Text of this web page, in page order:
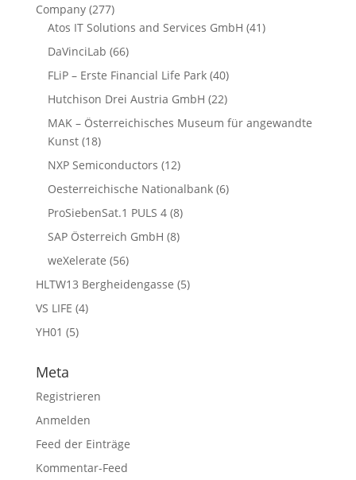
Company(277)
Atos IT Solutions and Services GmbH (41)
DaVinciLab (66)
FLiP – Erste Financial Life Park(40)
Hutchison Drei Austria GmbH (22)
MAK – Österreichisches Museum für angewandte
Kunst(18)
NXP Semiconductors (12)
Oesterreichische Nationalbank(6)
ProSiebenSat.1 PULS 4(8)
SAP Österreich GmbH (8)
weXelerate (56)
HLTW13 Bergheidengasse (5)
VS LIFE (4)
YH01 (5)
Meta
Registrieren
Anmelden
Feed der Einträge
Kommentar-Feed